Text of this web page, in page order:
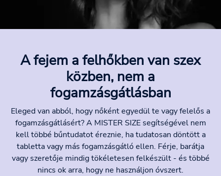
A fejem a felhőkben van szex
közben, nem a
fogamzásgátlásban
Eleged van abból, hogy nőként egyedül te vagy felelős a
fogamzásgátlásért? A MISTER SIZE segítségével nem
kell többé bűntudatot éreznie, ha tudatosan döntött a
tabletta vagy más fogamzásgátló ellen. Férje, barátja
vagy szeretője mindig tökéletesen felkészült - és többé
nincs ok arra, hogy ne használjon óvszert.